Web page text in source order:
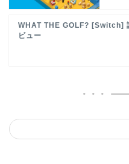
WHAT THE GOLF? [Switch]
ビュー